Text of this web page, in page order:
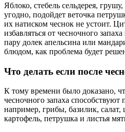
Яблоко, стебель сельдерея,
угодно, подойдет веточка
их натиском чеснок не устоит.
избавляться от чесночного
пару долек апельсина или
блюдом, как проблема будет
Что делать если после
К тому времени было доказано,
чесночного запаха
например, грибы, базилик, салат,
картофель, петрушка и листья